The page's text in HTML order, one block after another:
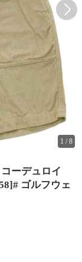
1 /8
ーデュロイ
ゴルフウェ